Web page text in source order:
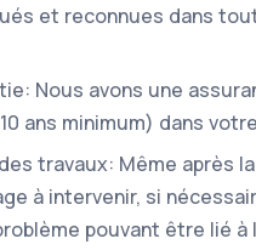
et reconnues dans
Nous avons une
ans minimum) dans
travaux: Même après
à intervenir, si
pouvant être lié à